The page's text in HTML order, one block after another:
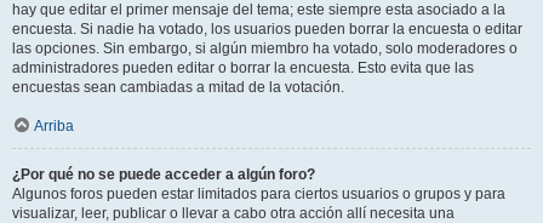
hay que editar el primer mensaje del tema; este siempre esta asociado a la
encuesta. Si nadie ha votado, los usuarios pueden borrar la encuesta o editar
las opciones. Sin embargo, si algún miembro ha votado, solo moderadores o
administradores pueden editar o borrar la encuesta. Esto evita que las
encuestas sean cambiadas a mitad de la votación.
Arriba
¿Por qué no se puede acceder a algún foro?
Algunos foros pueden estar limitados para ciertos usuarios o grupos y para
visualizar, leer, publicar o llevar a cabo otra acción allí necesita una